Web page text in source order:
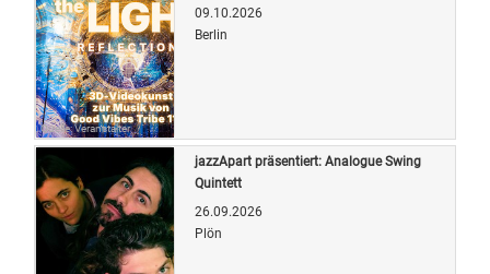
Quelle: Veranstalter
09.10.2026
Berlin
jazzApart präsentiert: Analogue Swing
Quintett
26.09.2026
Plön